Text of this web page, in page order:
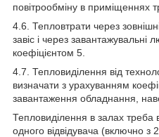
повітрообміну в приміщеннях
4.6. Тепловтрати через
завіс і через завантажувальні
коефіцієнтом 5.
4.7. Тепловиділення від
визначати з урахуванням
завантаження обладнання,
Тепловиділення в залах треба
одного відвідувача (включно з